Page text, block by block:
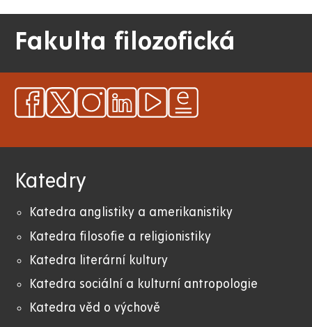
Fakulta filozofická
Katedry
Katedra anglistiky a amerikanistiky
Katedra filosofie a religionistiky
Katedra literární kultury
Katedra sociální a kulturní antropologie
Katedra věd o výchově